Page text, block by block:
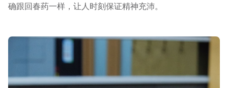
确跟回春药一样，让人时刻保证精神充沛。